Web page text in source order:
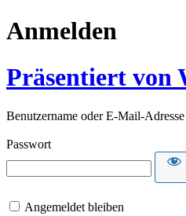
Anmelden
Präsentiert von
Benutzername oder E-Mail-Adresse
Passwort
Angemeldet bleiben